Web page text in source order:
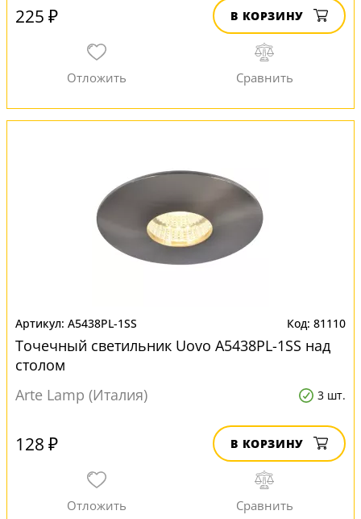
225 ₽ В КОРЗИНУ
A5438PL-1SS 81110
Точечный светильник Uovo A5438PL-1SS над
столом
Arte Lamp (Италия)
3 шт.
128 ₽ В КОРЗИНУ